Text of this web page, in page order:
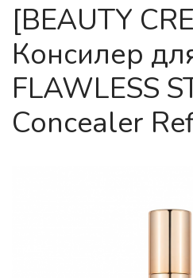
[BEAUTY
Консилер
FLAWLESS
Concealer